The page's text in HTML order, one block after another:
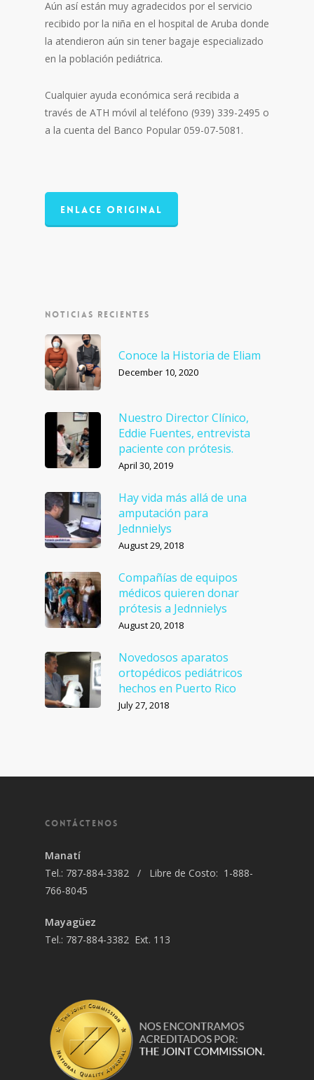
Aún así están muy agradecidos por el servicio
recibido por la niña en el hospital de Aruba donde
la atendieron aún sin tener bagaje especializado
en la población pediátrica.
Cualquier ayuda económica será recibida a
través de ATH móvil al teléfono (939) 339-2495 o
a la cuenta del Banco Popular 059-07-5081.
ENLACE ORIGINAL
NOTICIAS RECIENTES
Conoce la Historia de Eliam
December 10, 2020
Nuestro Director Clínico,
Eddie Fuentes, entrevista
paciente con prótesis.
April 30, 2019
Hay vida más allá de una
amputación para
Jednnielys
August 29, 2018
Compañías de equipos
médicos quieren donar
prótesis a Jednnielys
August 20, 2018
Novedosos aparatos
ortopédicos pediátricos
hechos en Puerto Rico
July 27, 2018
CONTÁCTENOS
Manatí
Tel.: 787-884-3382 / Libre de Costo: 1-888-
766-8045
Mayagüez
Tel.: 787-884-3382 Ext. 113